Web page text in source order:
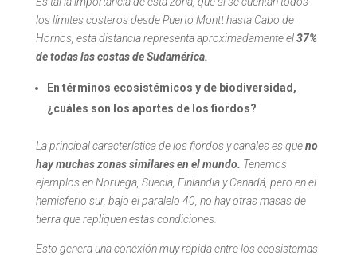
los límites costeros desde Puerto Montt hasta Cabo de
Hornos, esta distancia representa aproximadamente el37%
de todas las costas de Sudamérica.
En términos ecosistémicos y de biodiversidad,
¿cuáles son los aportes de los fiordos?
La principal característica de los fiordos y canales es queno
hay muchas zonas similares en el mundo. Tenemos
ejemplos en Noruega, Suecia, Finlandia y Canadá, pero en el
hemisferio sur, bajo el paralelo 40, no hay otras masas de
tierra que repliquen estas condiciones.
Esto genera una conexión muy rápida entre los ecosistemas